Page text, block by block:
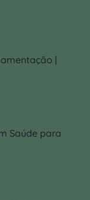
|
Saúde para